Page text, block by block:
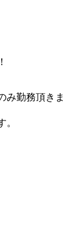
み勤務頂きま